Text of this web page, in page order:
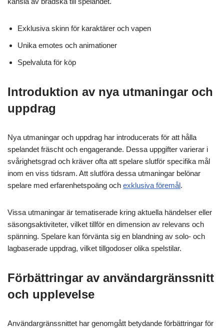
Exklusiva skinn för karaktärer och vapen
Unika emotes och animationer
Spelvaluta för köp
Introduktion av nya utmaningar och
uppdrag
Nya utmaningar och uppdrag har introducerats för att hålla
spelandet fräscht och engagerande. Dessa uppgifter varierar i
svårighetsgrad och kräver ofta att spelare slutför specifika mål
inom en viss tidsram. Att slutföra dessa utmaningar belönar
spelare med erfarenhetspoäng och exklusiva föremål.
Vissa utmaningar är tematiserade kring aktuella händelser eller
säsongsaktiviteter, vilket tillför en dimension av relevans och
spänning. Spelare kan förvänta sig en blandning av solo- och
lagbaserade uppdrag, vilket tillgodoser olika spelstilar.
Förbättringar av användargränssnitt
och upplevelse
Användargränssnittet har genomgått betydande förbättringar för